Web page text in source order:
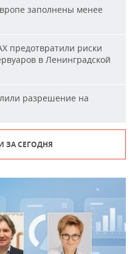
заполнены менее
предотвратили риски
в Ленинградской
разрешение на
ЗА СЕГОДНЯ